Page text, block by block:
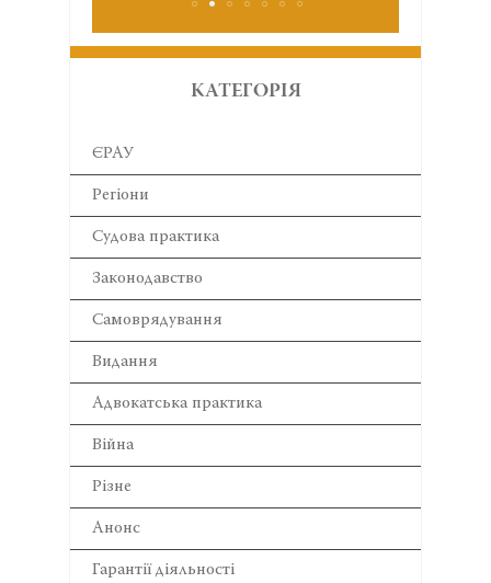
КАТЕГОРІЯ
ЄРАУ
Регіони
Cудова практика
Законодавство
Самоврядування
Видання
Адвокатська практика
Війна
Різне
Анонс
Гарантії діяльності